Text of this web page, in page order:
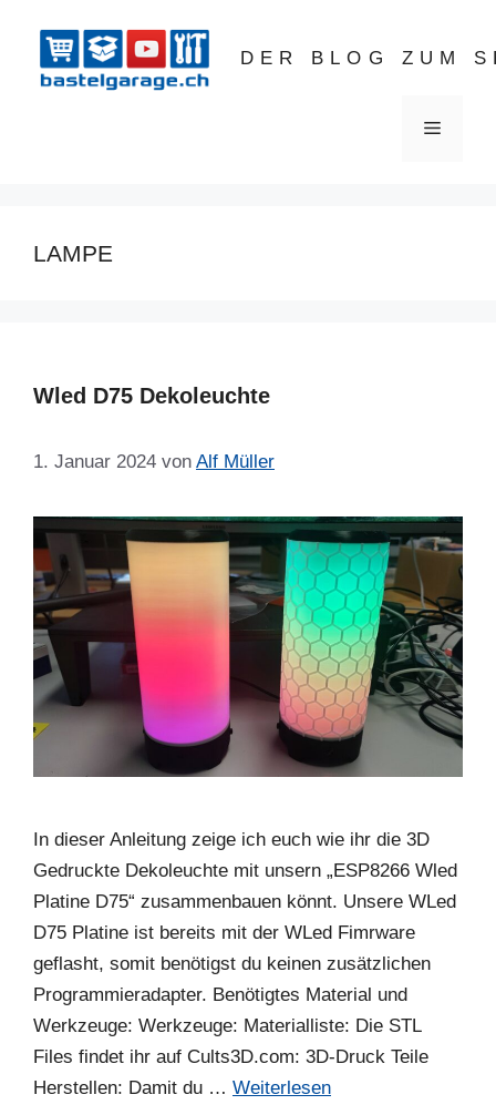
springen
DER BLOG ZUM
Menü
LAMPE
Wled D75 Dekoleuchte
1. Januar 2024 von Alf Müller
In dieser Anleitung zeige ich euch wie ihr die 3D
Gedruckte Dekoleuchte mit unsern „ESP8266 Wled
Platine D75“ zusammenbauen könnt. Unsere WLed
D75 Platine ist bereits mit der WLed Fimrware
geflasht, somit benötigst du keinen zusätzlichen
Programmieradapter. Benötigtes Material und
Werkzeuge: Werkzeuge: Materialliste: Die STL
Files findet ihr auf Cults3D.com: 3D-Druck Teile
Herstellen: Damit du … Weiterlesen